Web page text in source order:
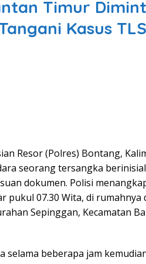
Timur
Kasus TLS
Resor (Polres) Bontang,
seorang tersangka
dokumen. Polisi
pukul 07.30 Wita, di rumahnya
Sepinggan, Kecamatan
selama beberapa jam